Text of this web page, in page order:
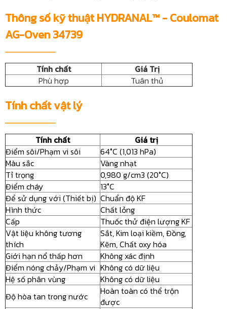
Thông số kỹ thuật HYDRANAL™ - Coulomat
AG-Oven 34739
Tính chất
Giá Trị
Phù hợp
Tuân thủ
Tính chất vật lý
Tính chất
Giá trị
Điểm sôi/Phạm vi sôi
64°C (1,013 hPa)
Màu sắc
Vàng nhạt
Tỉ trọng
0,980 g/cm3 (20°C)
Điểm cháy
13°C
Để sử dụng với (Thiết bị) Chuẩn độ KF
Hình thức
Chất lỏng
Cấp
Thuốc thử điện lượng KF
Vật liệu không tương
thích
Sắt, Kim loại kiềm, Đồng,
Kẽm, Chất oxy hóa
Giới hạn nổ thấp hơn
Không xác định
Điểm nóng chảy/Phạm vi Không có dữ liệu
Hệ số phân vùng
Không có dữ liệu
Độ hòa tan trong nước
Hoàn toàn có thể trộn
được